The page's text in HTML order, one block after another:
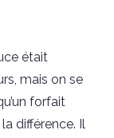
était
mais on se
forfait
différence. Il